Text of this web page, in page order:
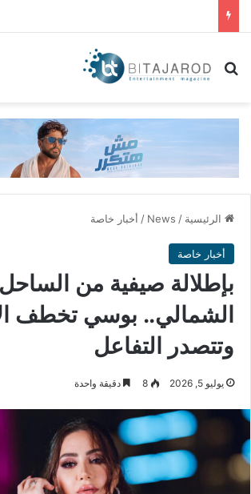
بحث عن
الرئيسية /
News
/ أخبار خاصة
أخبار خاصة
بإطلالة صيفية من الساحل
الشمالي.. بوسي تخطف
وتتصدر التفاعل
يوليو 5, 2026 8 دقيقة واحدة